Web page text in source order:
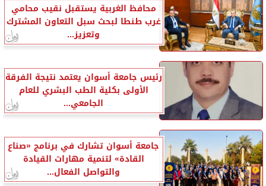
محافظ الغربية يستقبل نقيب محامي
غرب طنطا لبحث سبل التعاون المشترك
وتعزيز...
رئيس جامعة أسوان يعتمد نتيجة الفرقة
الأولى بكلية الطب البشري للعام
الجامعي...
جامعة أسوان تشارك في برنامج «صناع
القادة» لتنمية مهارات القيادة
والتواصل الفعال...